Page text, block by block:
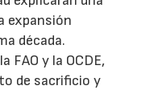
expansión
década.
FAO y la OCDE,
de sacrificio y